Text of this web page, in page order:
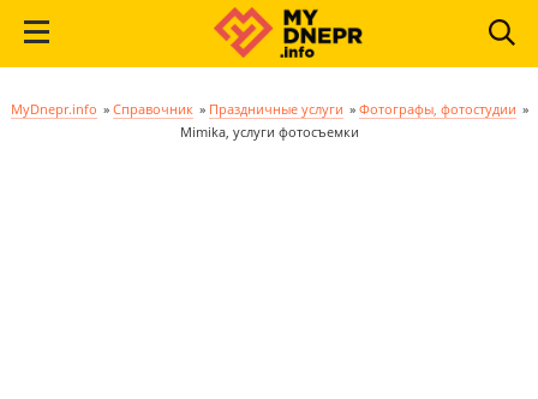
MyDnepr.info » Справочник » Праздничные услуги » Фотографы, фотостудии »
Mimika, услуги фотосъемки